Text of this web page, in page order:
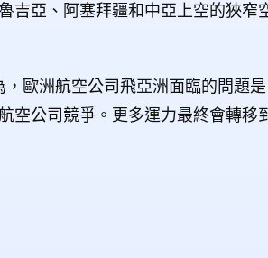
吉亞、阿塞拜疆和中亞上空的狹窄
歐洲航空公司飛亞洲面臨的問題
空公司競爭。更多運力最終會轉移